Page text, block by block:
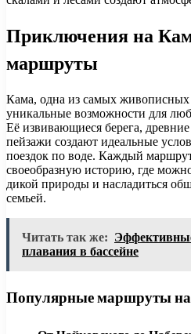
Приключения на
маршруты
Кама, одна из самых живописных
уникальные возможности для
Её извивающиеся берега,
пейзажи создают идеальные
поездок по воде. Каждый
своеобразную историю, где
дикой природы и насладиться
семьей.
Читать так же:
плавания в бассейне
Популярные маршруты